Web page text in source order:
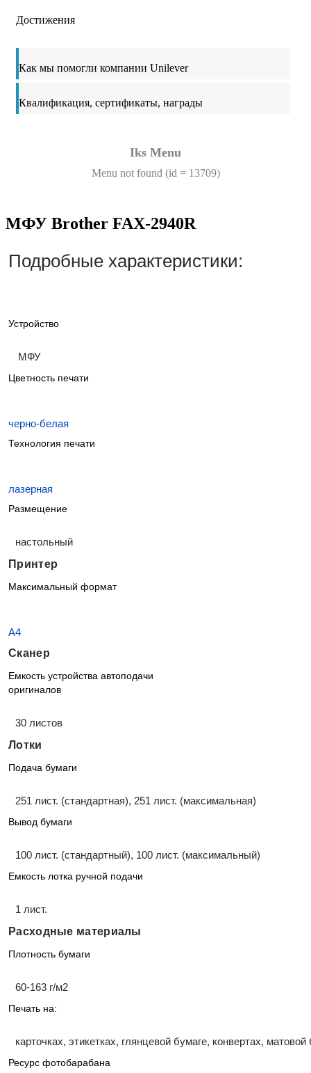
Достижения
Как мы помогли компании Unilever
Квалификация, сертификаты, награды
Iks Menu
Menu not found (id = 13709)
МФУ Brother FAX-2940R
Подробные характеристики:
Устройство
МФУ
Цветность печати
черно-белая
Технология печати
лазерная
Размещение
настольный
Принтер
Максимальный формат
A4
Сканер
Емкость устройства автоподачи
оригиналов
30 листов
Лотки
Подача бумаги
251 лист. (стандартная), 251 лист. (максимальная)
Вывод бумаги
100 лист. (стандартный), 100 лист. (максимальный)
Емкость лотка ручной подачи
1 лист.
Расходные материалы
Плотность бумаги
60-163 г/м2
Печать на:
карточках, этикетках, глянцевой бумаге, конвертах, матовой
Ресурс фотобарабана